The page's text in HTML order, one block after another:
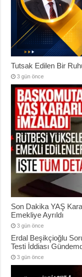
Tutsak Edilen Bir
3 gün önce
Son Dakika YAŞ
Emekliye Ayrıldı
3 gün önce
Erdal Beşikçioğlu
Testi İddiası
3 gün önce